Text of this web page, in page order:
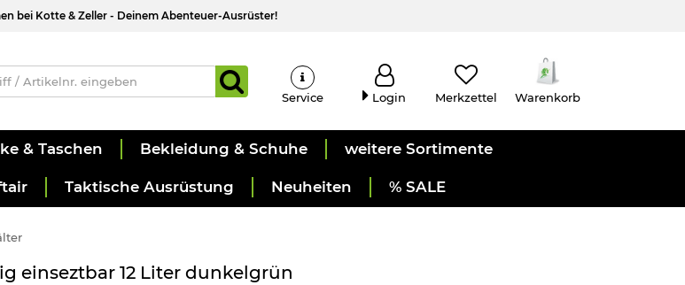
bei Kotte & Zeller - Deinem Abenteuer-Ausrüster!
Service Login Merkzettel Warenkorb
& Taschen Bekleidung & Schuhe weitere Sortimente
Taktische Ausrüstung Neuheiten % SALE
einseztbar 12 Liter dunkelgrün